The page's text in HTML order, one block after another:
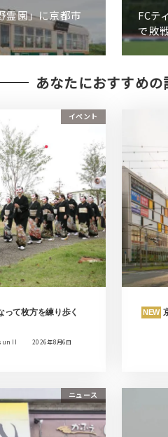
霊園」に京都市
FCテ
で敗
あなたにおすすめの
イベント
って枚方を練り歩く
II 2026年8月6日
NEW
ニュース